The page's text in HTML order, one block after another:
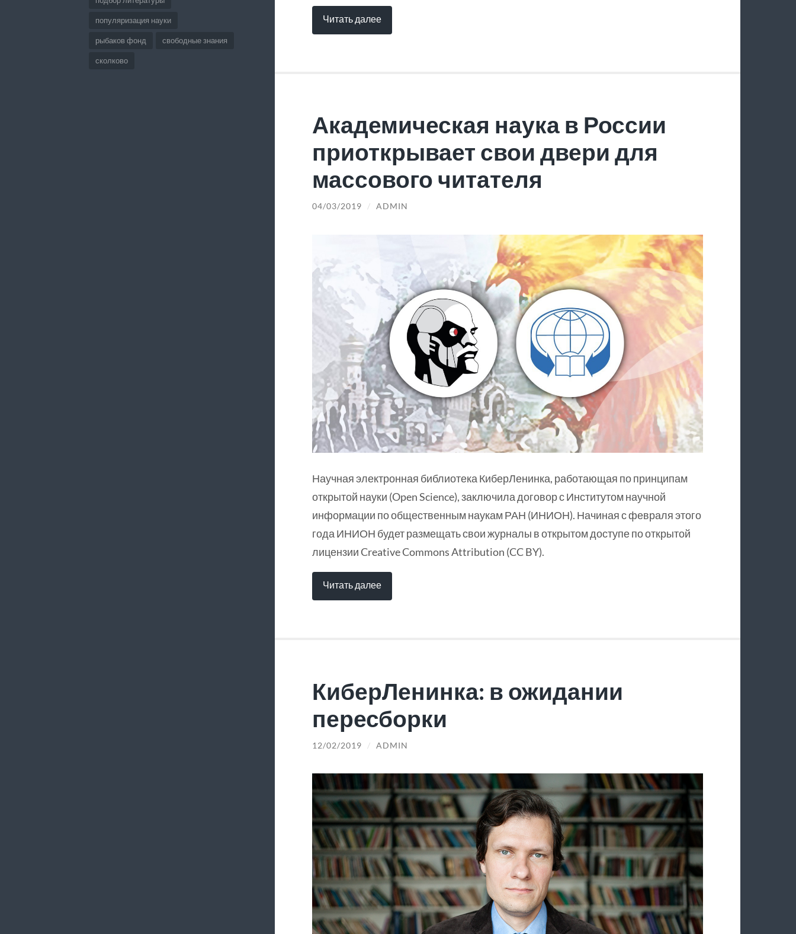
популяризация науки
рыбаков фонд свободные знания
сколково
Читать далее
Академическая наука в России
приоткрывает свои двери для
массового читателя
04/03/2019 / ADMIN
Научная электронная библиотека КиберЛенинка, работающая по принципам
открытой науки (Open Science), заключила договор с Институтом научной
информации по общественным наукам РАН (ИНИОН). Начиная с февраля этого
года ИНИОН будет размещать свои журналы в открытом доступе по открытой
лицензии Creative Commons Attribution (CC BY).
Читать далее
КиберЛенинка: в ожидании
пересборки
12/02/2019 / ADMIN